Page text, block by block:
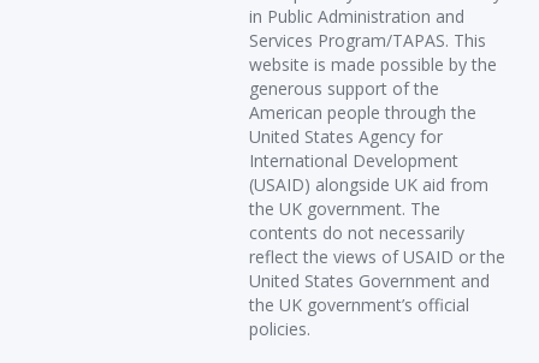
in Public Administration and
Services Program/TAPAS. This
website is made possible by the
generous support of the
American people through the
United States Agency for
International Development
(USAID) alongside UK aid from
the UK government. The
contents do not necessarily
reflect the views of USAID or the
United States Government and
the UK government’s official
policies.